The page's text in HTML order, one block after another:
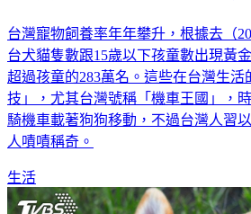
台灣寵物飼養率年年攀升，根據去（
台犬貓隻數跟15歲以下孩童數出現黃
超過孩童的283萬名。這些在台灣生活
技」，尤其台灣號稱「機車王國」，
騎機車載著狗狗移動，不過台灣人習
人嘖嘖稱奇。
生活